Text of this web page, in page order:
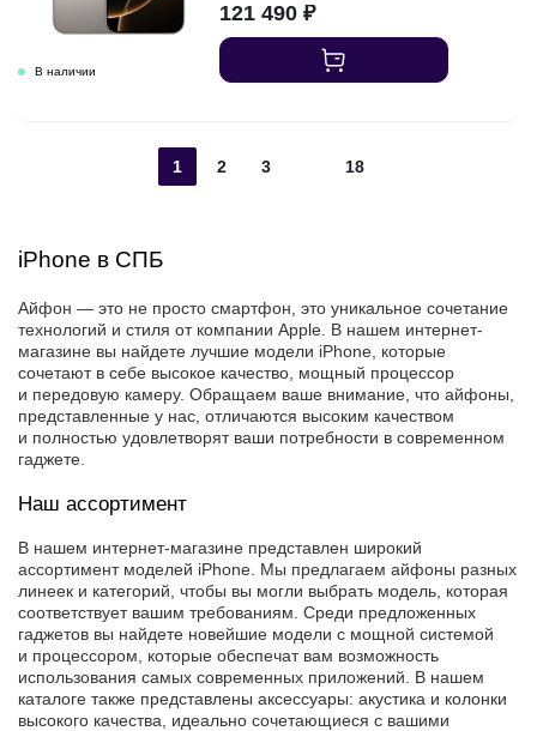
121 490₽
1 2 3 18
iPhone в СПБ
Айфон — это не просто смартфон, это уникальное сочетание
технологий и стиля от компании Apple. В нашем интернет-
магазине вы найдете лучшие модели iPhone, которые
сочетают в себе высокое качество, мощный процессор
и передовую камеру. Обращаем ваше внимание, что айфоны,
представленные у нас, отличаются высоким качеством
и полностью удовлетворят ваши потребности в современном
гаджете.
Наш ассортимент
В нашем интернет-магазине представлен широкий
ассортимент моделей iPhone. Мы предлагаем айфоны разных
линеек и категорий, чтобы вы могли выбрать модель, которая
соответствует вашим требованиям. Среди предложенных
гаджетов вы найдете новейшие модели с мощной системой
и процессором, которые обеспечат вам возможность
использования самых современных приложений. В нашем
каталоге также представлены аксессуары: акустика и колонки
высокого качества, идеально сочетающиеся с вашими